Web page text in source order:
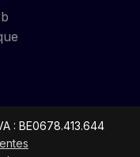
: BE0678.413.644